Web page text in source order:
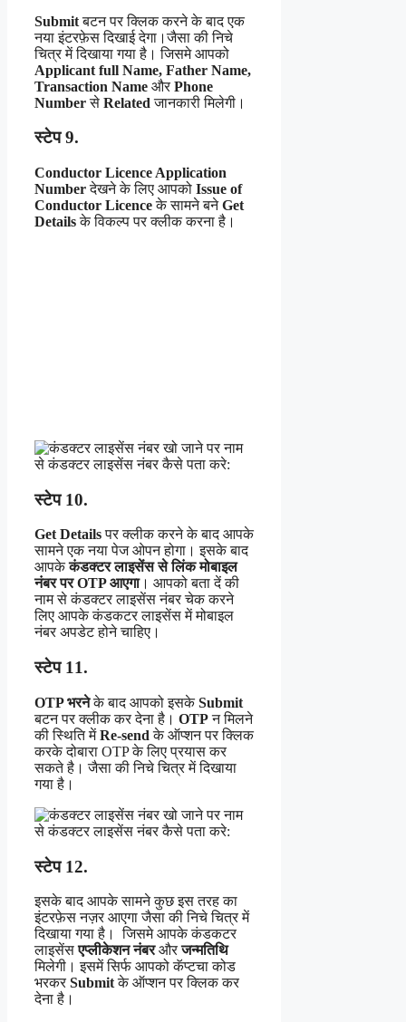
Submitबटन पर क्लिक करने के बाद एक
नया इंटरफ़ेस दिखाई देगा।जैसा की निचे
चित्र में दिखाया गया है। जिसमे आपको
Applicant full Name, Father Name,
Transaction Name और Phone
Numberसे Related जानकारी मिलेगी।
स्टेप 9.
Conductor Licence Application
Numberदेखने के लिए आपको Issue of
Conductor Licenceके सामने बनेGet
Detailsके विकल्प पर क्लीक करना है।
स्टेप 10.
Get Detailsपर क्लीक करने के बाद आपके
सामने एक नया पेज ओपन होगा। इसके बाद
आपकेकंडक्टर लाइसेंस से लिंक मोबाइल
नंबर पर OTP आएगा। आपको बता दें की
नाम से कंडक्टर लाइसेंस नंबर चेक करने
लिए आपके कंडकटर लाइसेंस में मोबाइल
नंबर अपडेट होने चाहिए।
स्टेप 11.
OTP भरनेके बाद आपको इसकेSubmit
बटन पर क्लीक कर देना है। OTPन मिलने
की स्थिति मेंRe-send के ऑप्शन पर क्लिक
करके दोबारा OTP के लिए प्रयास कर
सकते है। जैसा की निचे चित्र में दिखाया
गया है।
स्टेप 12.
इसके बाद आपके सामने कुछ इस तरह का
इंटरफ़ेस नज़र आएगा जैसा की निचे चित्र में
दिखाया गया है। जिसमे आपके कंडकटर
लाइसेंसएप्लीकेशन नंबरऔरजन्मतिथि
मिलेगी। इसमें सिर्फ आपको कॅप्टचा कोड
भरकर Submitके ऑप्शन पर क्लिक कर
देना है।